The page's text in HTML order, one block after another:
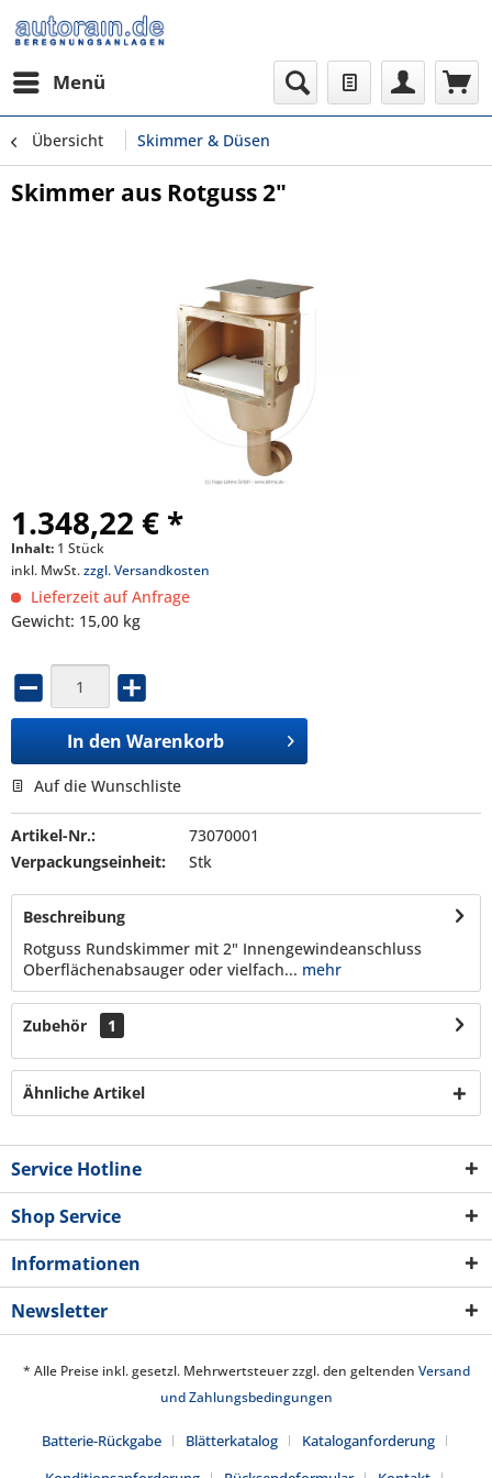
Menü
Übersicht Skimmer & Düsen
Skimmer aus Rotguss 2"
1.348,22 € *
Inhalt: 1 Stück
inkl. MwSt.zzgl. Versandkosten
Lieferzeit auf Anfrage
Gewicht: 15,00 kg
In den Warenkorb
Auf die Wunschliste
Artikel-Nr.:
73070001
Verpackungseinheit:
Stk
Beschreibung
Rotguss Rundskimmer mit 2" Innengewindeanschluss
Oberflächenabsauger oder vielfach... mehr
Zubehör 1
Ähnliche Artikel
Service Hotline
Shop Service
Informationen
Newsletter
* Alle Preise inkl. gesetzl. Mehrwertsteuer zzgl. den geltenden Versand
und Zahlungsbedingungen
Batterie-Rückgabe Blätterkatalog
Kataloganforderung